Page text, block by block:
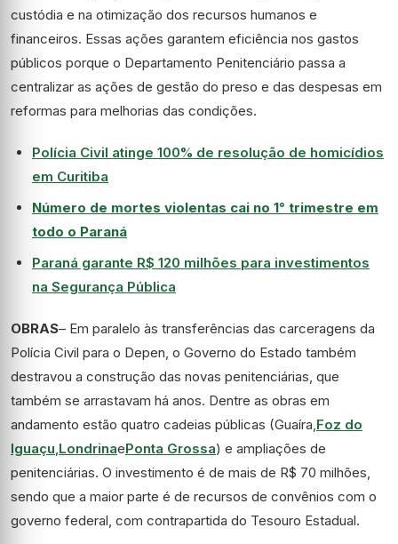
custódia e na otimização dos recursos humanos e
financeiros. Essas ações garantem eficiência nos gastos
públicos porque o Departamento Penitenciário passa a
centralizar as ações de gestão do preso e das despesas em
reformas para melhorias das condições.
Polícia Civil atinge 100% de resolução de homicídios
em Curitiba
Número de mortes violentas cai no 1° trimestre em
todo o Paraná
Paraná garante R$ 120 milhões para investimentos
na Segurança Pública
OBRAS– Em paralelo às transferências das carceragens da
Polícia Civil para o Depen, o Governo do Estado também
destravou a construção das novas penitenciárias, que
também se arrastavam há anos. Dentre as obras em
andamento estão quatro cadeias públicas (Guaíra,Foz do
Iguaçu,LondrinaePonta Grossa) e ampliações de
penitenciárias. O investimento é de mais de R$ 70 milhões,
sendo que a maior parte é de recursos de convênios com o
governo federal, com contrapartida do Tesouro Estadual.